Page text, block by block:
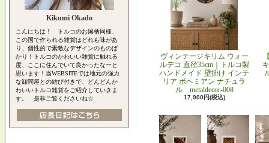
Kikumi Okado
こんにちは！ トルコのお国柄同様、
この国で作られる雑貨はどれも味があ
り、個性的で素敵なデザインのものば
かり！トルコのかわいい雑貨に触れる
度、ここに住んでいて良かったなーと
思います！当WEBSITEでは地元の強力
な卸問屋との結び付きで、どんどんか
わいいトルコ雑貨をご紹介していきま
す。 是非ご覧くださいね☆
ヴィンテージキリム ウォー
ルデコ 直径35cm｜トルコ製
ハンドメイド 壁掛け インテ
リア ボヘミアン ナチュラ
ル metaldecor-008
17,900円(税込)